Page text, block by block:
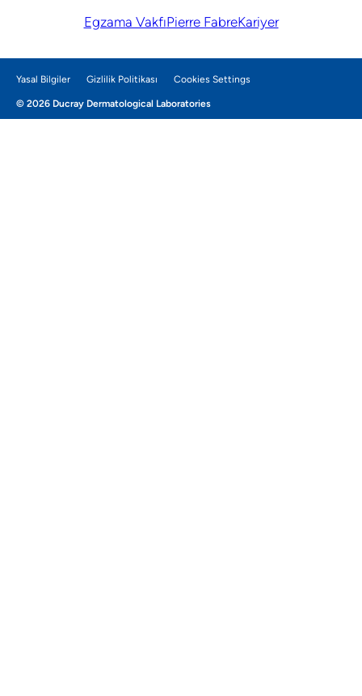
Egzama VakfıPierre FabreKariyer
Yasal Bilgiler Gizlilik Politikası Cookies Settings
© 2026 Ducray Dermatological Laboratories